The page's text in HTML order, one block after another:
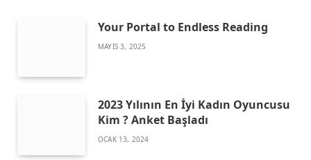
Your Portal to Endless Reading
MAYIS 3, 2025
2023 Yılının En İyi Kadın Oyuncusu
Kim ? Anket Başladı
OCAK 13, 2024